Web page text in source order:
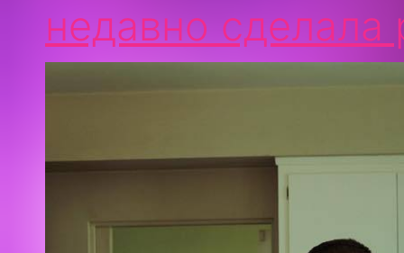
недавно